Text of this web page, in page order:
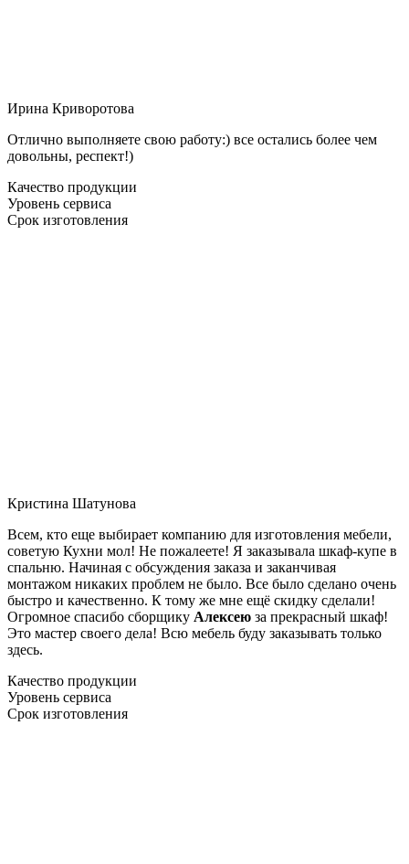
Ирина Криворотова
Отлично выполняете свою работу:) все остались более чем
довольны, респект!)
Качество продукции
Уровень сервиса
Срок изготовления
Кристина Шатунова
Всем, кто еще выбирает компанию для изготовления мебели,
советую Кухни мол! Не пожалеете! Я заказывала шкаф-купе в
спальню. Начиная с обсуждения заказа и заканчивая
монтажом никаких проблем не было. Все было сделано очень
быстро и качественно. К тому же мне ещё скидку сделали!
Огромное спасибо сборщику Алексею за прекрасный шкаф!
Это мастер своего дела! Всю мебель буду заказывать только
здесь.
Качество продукции
Уровень сервиса
Срок изготовления